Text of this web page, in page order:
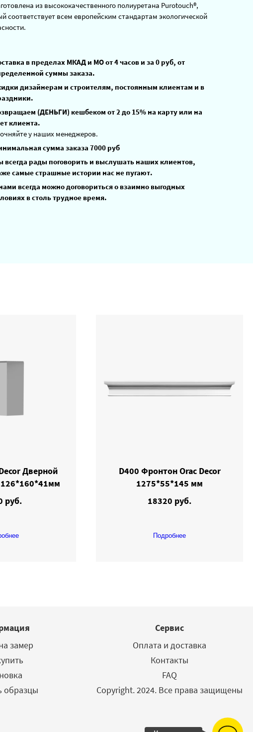
из высококачественного полиуретана Purotouch®,
соответствует всем европейским стандартам экологической
в пределах МКАД и МО от 4 часов и за 0 руб, от
суммы заказа.
дизайнерам и строителям, постоянным клиентам и в
(ДЕНЬГИ) кешбеком от 2 до 15% на карту или на
клиента.
у наших менеджеров.
сумма заказа 7000 руб
всегда рады поговорить и выслушать наших клиентов,
самые страшные истории нас не пугают.
всегда можно договориться о взаимно выгодных
в столь трудное время.
Дверной
руб.
D400 Фронтон Orac Decor
1275*55*145 мм
18320 руб.
Подробнее
замер
образцы
Сервис
Оплата и доставка
Контакты
FAQ
Copyright. 2024. Все права защищены